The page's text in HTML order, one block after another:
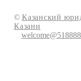
© Казанский
Казани